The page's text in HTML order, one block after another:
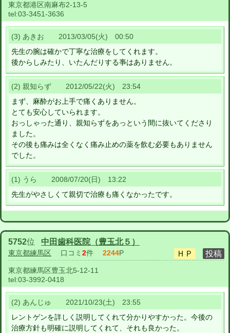
東京都港区南麻布2-13-5
tel:03-3451-3636
(3) あきお 2013/03/05(火) 00:50
先生の腕は確かで丁寧な治療をしてくれます。
後からしみたり、いたんだりする亊はありません。
(2) 親知らず 2012/05/22(火) 23:54
まず、麻酔がお上手で痛くありません。
とても安心していられます。
おっしゃった通り、親知らずをあっという間に抜いてくださり
ました。
その後も痛みは全くなく痛み止めの薬を飲む必要もありません
でした。
(1) うら 2008/07/20(日) 13:22
先生がやさしくて親切で治療も痛くなかったです。
5752位 中田歯科医院（豊玉北５）
東京都練馬区 口コミ 2件 2244P
東京都練馬区豊玉北5-12-11
tel:03-3992-0418
(2) あんじゅ 2021/10/23(土) 23:55
レントゲンを詳しく説明してくれて分かりやすかった。今後の
治療方針も明確に説明してくれて、それも良かった。